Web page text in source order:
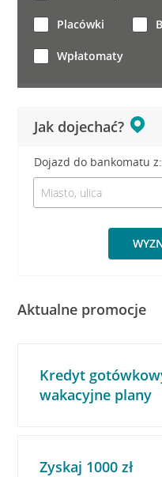
Jak dojechać?
Dojazd do bankomatu z:
Placówki
Wpłatomaty
Aktualne promocje
Kredyt
wakacyjne plany
Zyskaj 1000 zł